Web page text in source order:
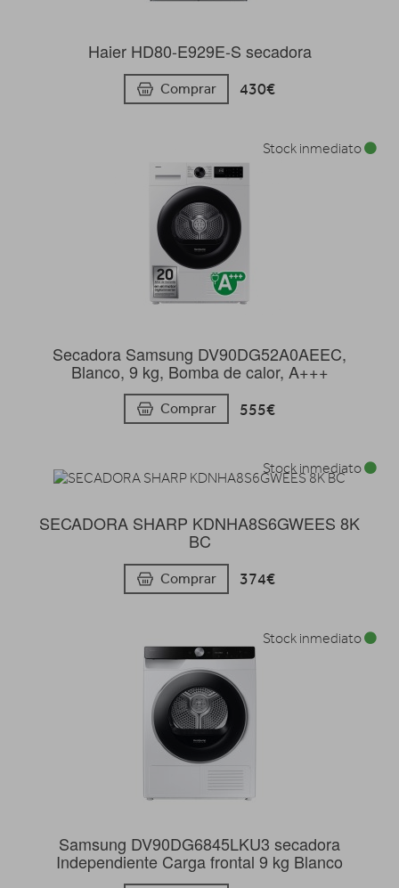
Haier HD80-E929E-S secadora
Comprar 430€
Secadora Samsung DV90DG52A0AEEC,
Blanco, 9 kg, Bomba de calor, A+++
Comprar 555€
Stock inmediato
SECADORA SHARP KDNHA8S6GWEES 8K
BC
Comprar 374€
Stock inmediato
Samsung DV90DG6845LKU3 secadora
Independiente Carga frontal 9 kg Blanco
Stock inmediato